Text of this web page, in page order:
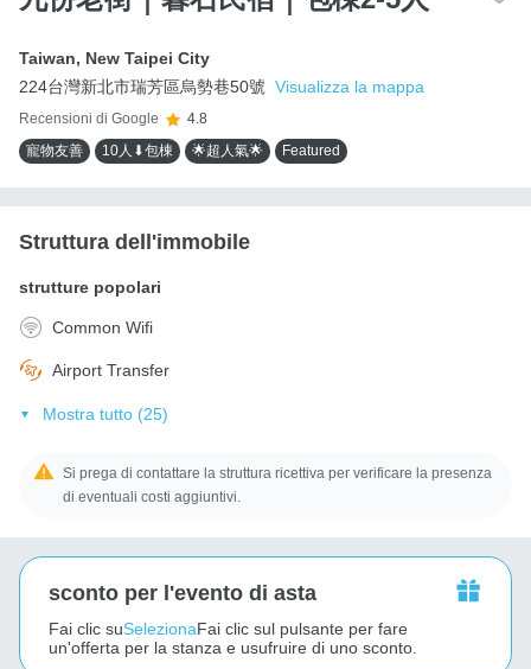
Taiwan, New Taipei City
224台灣新北市瑞芳區烏勢巷50號 Visualizza la mappa
Recensioni di Google
4.8
寵物友善
10人⬇包棟 🌟超人氣🌟 Featured
Struttura dell'immobile
strutture popolari
Common Wifi
Airport Transfer
Mostra tutto (25)
Si prega di contattare la struttura ricettiva per verificare la presenza
di eventuali costi aggiuntivi.
sconto per l'evento di asta
Fai clic suSelezionaFai clic sul pulsante per fare
un'offerta per la stanza e usufruire di uno sconto.